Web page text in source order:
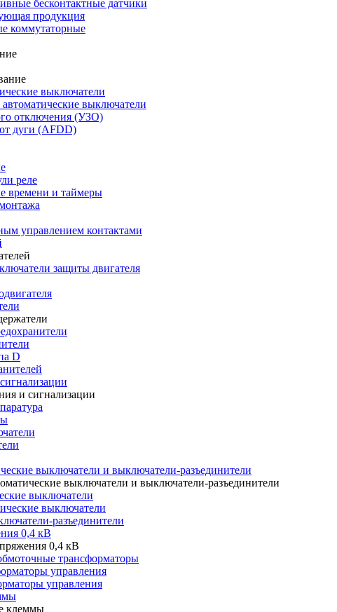
бесконтактные датчики
продукция
коммутаторные
выключатели
выключатели
отключения (УЗО)
дуги (AFDD)
реле
времени и таймеры
управлением контактами
защиты двигателя
D
и сигнализации
выключатели и выключатели-разъединители
выключатели и выключатели-разъединители
выключатели
выключатели
разъединители
0,4 кВ
0,4 кВ
трансформаторы
управления
управления
клеммы